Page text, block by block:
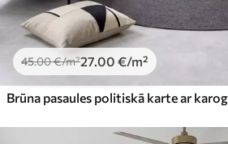
45.00€/m²27 .00 €/m²